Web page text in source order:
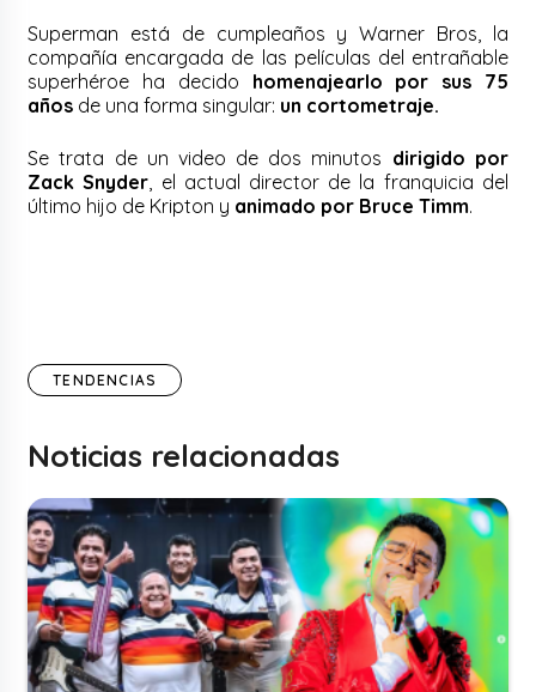
Superman está de cumpleaños y Warner Bros, la
compañía encargada de las películas del entrañable
superhéroe ha decido homenajearlo por sus 75
años de una forma singular: un cortometraje.
Se trata de un video de dos minutos dirigido por
Zack Snyder, el actual director de la franquicia del
último hijo de Kripton y animado por Bruce Timm.
TENDENCIAS
Noticias relacionadas